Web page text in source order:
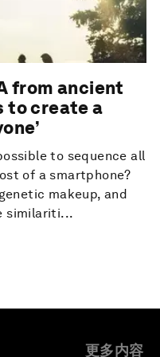
from ancient
to create a
to sequence all
of a smartphone?
makeup, and
similariti...
更多内容